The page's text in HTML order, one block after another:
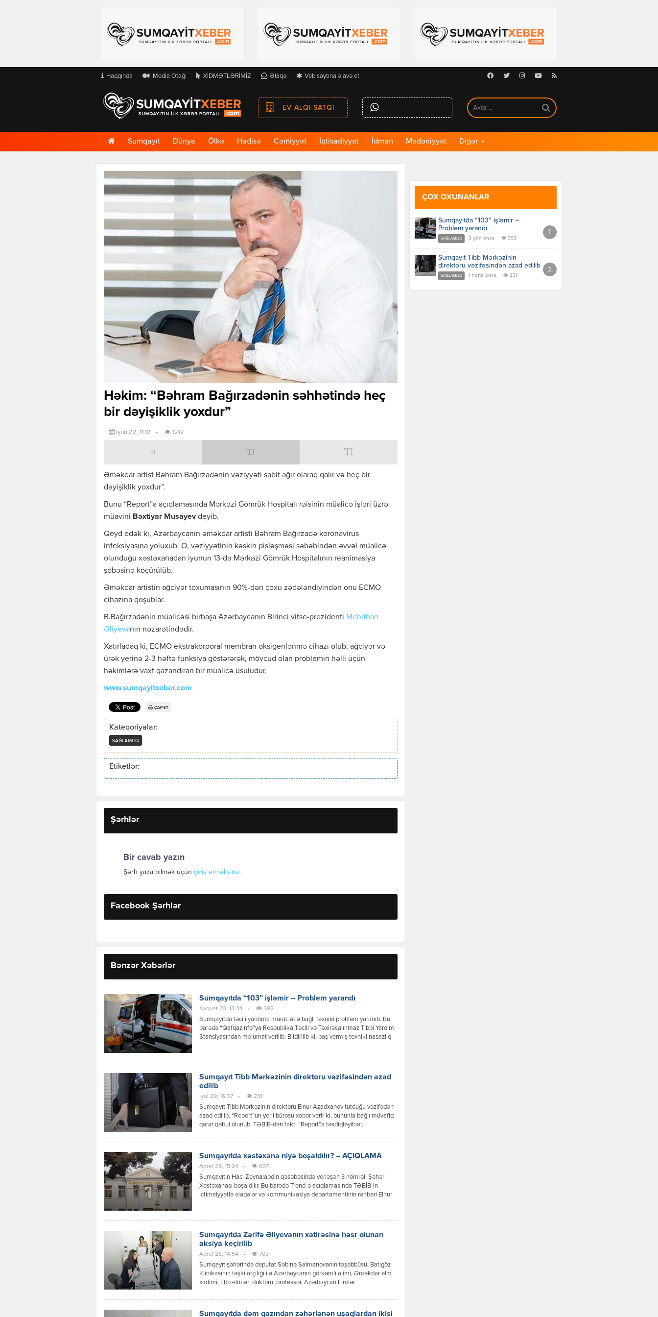
Haqqında Media Otağı XİDMƏTLƏRİMİZ Əlaqə Veb saytına əlavə et Facebook
TwitterInstagramYoutubeRSS
EV ALQI-SATQI
Ana
Səhifə
Sumqayıt Dünya Ölkə Hadisə Cəmiyyət İqtisadiyyat İdman Mədəniyyət Digər
Həkim: “Bəhram Bağırzadənin səhhətində heç
bir dəyişiklik yoxdur”
İyun 22, 11:12 • 1212
Əməkdar artist Bəhram Bağırzadənin vəziyyəti sabit ağır olaraq qalır və heç bir
dəyişiklik yoxdur”.
Bunu “Report”a açıqlamasında Mərkəzi Gömrük Hospitalı rəisinin müalicə işləri üzrə
müavini Bəxtiyar Musayev deyib.
Qeyd edək ki, Azərbaycanın əməkdar artisti Bəhram Bağırzadə koronavirus
infeksiyasına yoluxub. O, vəziyyətinin kəskin pisləşməsi səbəbindən əvvəl müalicə
olunduğu xəstəxanadan iyunun 13-də Mərkəzi Gömrük Hospitalının reanimasiya
şöbəsinə köçürülüb.
Əməkdar artistin ağciyər toxumasının 90%-dən çoxu zədələndiyindən onu ECMO
cihazına qoşublar.
B.Bağırzadənin müalicəsi birbaşa Azərbaycanın Birinci vitse-prezidenti Mehriban
Əliyevanın nəzarətindədir.
Xatırladaq ki, ECMO ekstrakorporal membran oksigenlənmə cihazı olub, ağciyər və
ürək yerinə 2-3 həftə funksiya göstərərək, mövcud olan problemin həlli üçün
həkimlərə vaxt qazandıran bir müalicə üsuludur.
www.sumqayitxeber.com
ÇAP ET
Kateqoriyalar:
SAĞLAMLIQ
Etiketlər:
Şərhlər
Bir cavab yazın
Şərh yaza bilmək üçün giriş etməlisiniz.
Facebook Şərhlər
Bənzər Xəbərlər
Sumqayıtda “103” işləmir – Problem yarandı
Avqust 03, 13:34 • 392
Sumqayıtda təcili yardıma müraciətlə bağlı texniki problem yaranıb. Bu
barədə “Qafqazinfo”ya Respublika Təcili və Təxirəsalınmaz Tibbi Yardım
Stansiyasından məlumat verilib. Bildirilib ki, baş vermiş texniki nasazlıq
aradan qaldırılanadək təcili tibbi yardıma müraciət etmək üçün aşağıdakı
Sumqayıt Tibb Mərkəzinin direktoru vəzifəsindən azad
edilib
İyul 29, 16:37 • 231
Sumqayıt Tibb Mərkəzinin direktoru Elnur Azadxanov tutduğu vəzifədən
azad edilib. “Report”un yerli bürosu xəbər verir ki, bununla bağlı müvafiq
qərar qəbul olunub. TƏBİB-dən faktı “Report”a təsdiqləyiblər.
Sumqayıtda xəstəxana niyə boşaldılır? – AÇIQLAMA
Aprel 29, 15:24 • 607
Sumqayıtın Hacı Zeynalabdin qəsəbəsində yerləşən 3 nömrəli Şəhər
Xəstəxanası boşaldılır. Bu barədə Trend-ə açıqlamasında TƏBİB-in
İctimaiyyətlə əlaqələr və kommunikasiya departamentinin rəhbəri Elnur
şəhərinin Hacı Zeynalabdin qəsəbəsində yerləşən, 1916-cı ildə inşa
istismar nəticəsində aşınma […]
Sumqayıtda Zərifə Əliyevanın xatirəsinə həsr olunan
aksiya keçirilib
Aprel 28, 14:54 • 709
Sumqayıt şəhərində deputat Səbinə Salmanovanın təşəbbüsü, Batıgöz
Klinikasının təşkilatçılığı ilə Azərbaycanın görkəmli alimi, Əməkdar elm
xadimi, tibb elmləri doktoru, professor, Azərbaycan Elmlər
olunmuş şəhid ailələri, qazilər, müharibə iştirakçıları və aztəminatlı ailələr
Sumqayıtda dəm qazından zəhərlənən uşaqlardan ikisi
ÇOX OXUNANLAR
Sumqayıtda “103” işləmir –
Problem yarandı
SAĞLAMLIQ 3 gün öncə 392
Sumqayıt Tibb Mərkəzinin
direktoru vəzifəsindən azad edilib
SAĞLAMLIQ 1 həftə öncə 231